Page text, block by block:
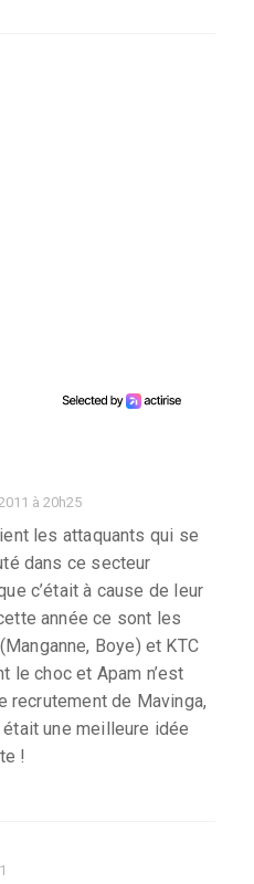
à 20h25
les attaquants qui se
dans ce secteur
c’était à cause de leur
année ce sont les
Boye) et KTC
le choc et Apam n’est
recrutement de Mavinga,
une meilleure idée
!